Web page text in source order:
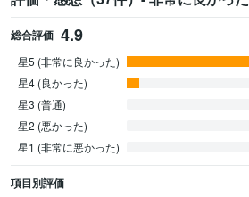
総合評価 4.9
星5 (非常に良かった)
星4 (良かった)
星3 (普通)
星2 (悪かった)
星1 (非常に悪かった)
項目別評価